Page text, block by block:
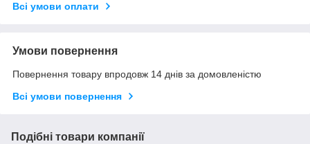
Всі умови оплати
Умови повернення
Повернення товару впродовж 14 днів за домовленістю
Всі умови повернення
Подібні товари компанії